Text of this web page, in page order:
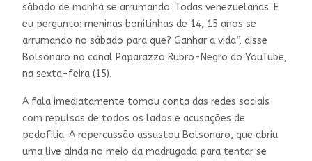
sábado de manhã se arrumando. Todas venezuelanas. E
eu pergunto: meninas bonitinhas de 14, 15 anos se
arrumando no sábado para que? Ganhar a vida”, disse
Bolsonaro no canal Paparazzo Rubro-Negro do YouTube,
na sexta-feira (15).
A fala imediatamente tomou conta das redes sociais
com repulsas de todos os lados e acusações de
pedofilia. A repercussão assustou Bolsonaro, que abriu
uma live ainda no meio da madrugada para tentar se